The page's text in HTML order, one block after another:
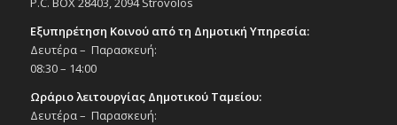
Εξυπηρέτηση Κοινού από τη Δημοτική Υπηρεσία:
Δευτέρα – Παρασκευή:
08:30 – 14:00
Ωράριο λειτουργίας Δημοτικού Ταμείου:
Δευτέρα – Παρασκευή: